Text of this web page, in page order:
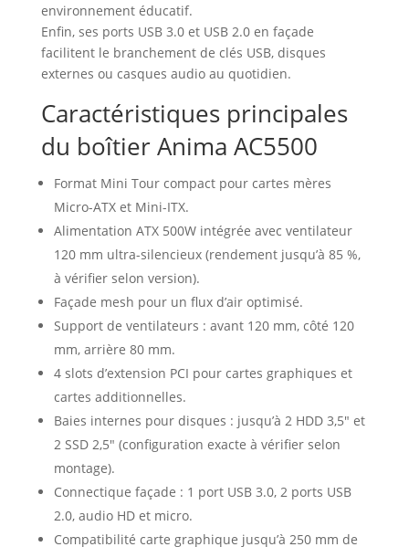
environnement éducatif.
Enfin, ses ports USB 3.0 et USB 2.0 en façade
facilitent le branchement de clés USB, disques
externes ou casques audio au quotidien.
Caractéristiques principales
du boîtier Anima AC5500
Format Mini Tour compact pour cartes mères
Micro-ATX et Mini-ITX.
Alimentation ATX 500W intégrée avec ventilateur
120 mm ultra-silencieux (rendement jusqu’à 85 %,
à vérifier selon version).
Façade mesh pour un flux d’air optimisé.
Support de ventilateurs : avant 120 mm, côté 120
mm, arrière 80 mm.
4 slots d’extension PCI pour cartes graphiques et
cartes additionnelles.
Baies internes pour disques : jusqu’à 2 HDD 3,5″ et
2 SSD 2,5″ (configuration exacte à vérifier selon
montage).
Connectique façade : 1 port USB 3.0, 2 ports USB
2.0, audio HD et micro.
Compatibilité carte graphique jusqu’à 250 mm de